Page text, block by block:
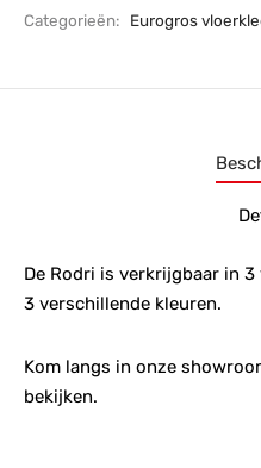
Categorieën:
Eurogros
De Rodri is verkrijgbaar in
3 verschillende kleuren.
Kom langs in onze
bekijken.